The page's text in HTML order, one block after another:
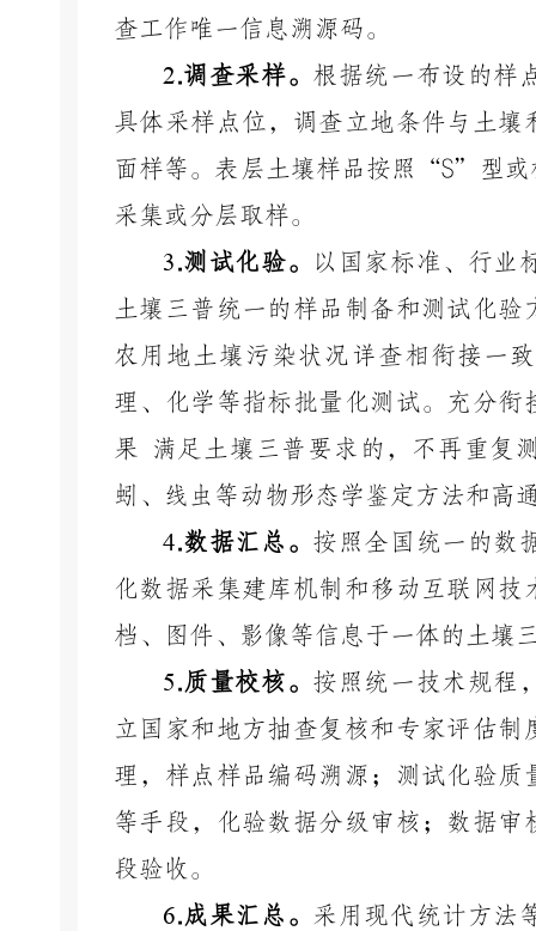
查工作唯一信息溯源码。
2.调查采样。 根据统一布设的样
具体采样点位，调查立地条件与土壤
面样等。表层土壤样品按照
“S”型或
采集或分层取样。
3.测试化验。
以国家标准、行业
土壤三普统一的样品制备和测试化验
农用地土壤污染状况详查相衔接 一
理、化学等指标批量化测试。充分
果
满足土壤三普要求的，不再重复
蚓、线虫等动物形态学鉴定方法和高
4.数据汇总。 按照全国统一的数
化数据采集建库机制和移动互联网
档、图件、影像等信息于一体的土壤
5.质量校核。 按照统一技术规程
立国家和地方抽查复核和专家评估制
理，样点样品编码溯源；测试化验
等手段，化验数据分级审核；数据
段验收。
6.成果汇总。 采用现代统计方法